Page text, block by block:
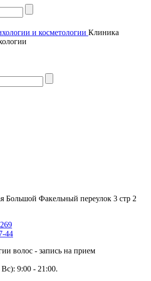
Клиника
Большой Факельный переулок 3 стр 2
44
9:00 - 21:00.